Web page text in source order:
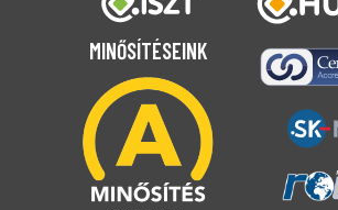
MINŐSÍTÉSEINK